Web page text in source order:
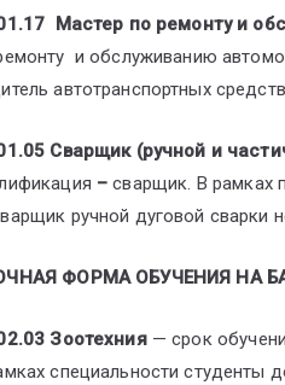
Мастер по ремонту и
и обслуживанию
автотранспортных
Сварщик (ручной и
–сварщик. В рамках
ручной дуговой сварки
ФОРМА ОБУЧЕНИЯ НА
Зоотехния — срок
специальности студенты